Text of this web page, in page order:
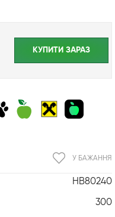
HB80240
300
КУПИТИ ЗАРАЗ
У БАЖАННЯ